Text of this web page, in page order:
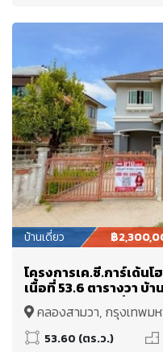
บ้านเดี่ยว ฿
โครงการเค.ซี.การ์เด้นโ
เนื้อที่ 53.6 ตารางวา บ้
บริเวณรอบบ้าน สิ่งแวด
คลองสามวา, กรุงเทพม
53.60 (ตร.ว.)